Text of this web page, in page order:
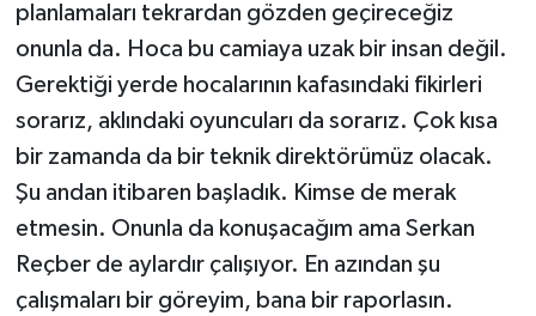
planlamaları tekrardan gözden geçireceğiz
onunla da. Hoca bu camiaya uzak bir insan değil.
Gerektiği yerde hocalarının kafasındaki fikirleri
sorarız, aklındaki oyuncuları da sorarız. Çok kısa
bir zamanda da bir teknik direktörümüz olacak.
Şu andan itibaren başladık. Kimse de merak
etmesin. Onunla da konuşacağım ama Serkan
Reçber de aylardır çalışıyor. En azından şu
çalışmaları bir göreyim, bana bir raporlasın.